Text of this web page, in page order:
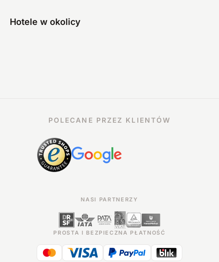
Hotele w okolicy
POLECANE PRZEZ KLIENTÓW
NASI PARTNERZY
PROSTA I BEZPIECZNA PŁATNOŚĆ